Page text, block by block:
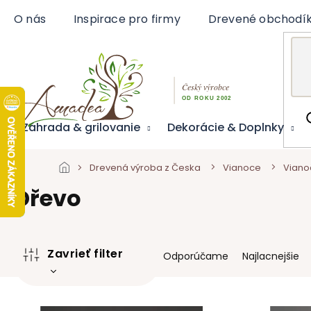
O nás Inspirace pro firmy Drevené
Záhrada & grilovanie Dekorácie & Doplnky
Drevená výroba z Česka Vianoce
Dřevo
R
a
Odporúčame Najlacnejšie
Zavrieť filter